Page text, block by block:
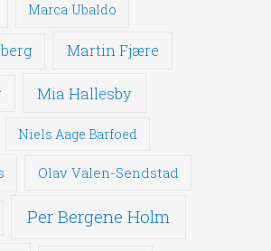
Marca Ubaldo
Martin Fjære
Mia Hallesby
Niels Aage Barfoed
Olav Valen-Sendstad
Per Bergene Holm